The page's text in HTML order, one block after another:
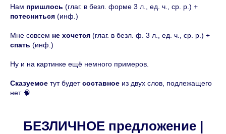
Нам пришлось (глаг. в безл. форме 3 л., ед. ч., ср. р.) +
потесниться (инф.)
Мне совсем не хочется (глаг. в безл. ф. 3 л., ед. ч., ср. р.) +
спать (инф.)
Ну и на картинке ещё немного примеров.
Сказуемое тут будетсоставное из двух слов, подлежащего
нет 🧠
БЕЗЛИЧНОЕ предложение |